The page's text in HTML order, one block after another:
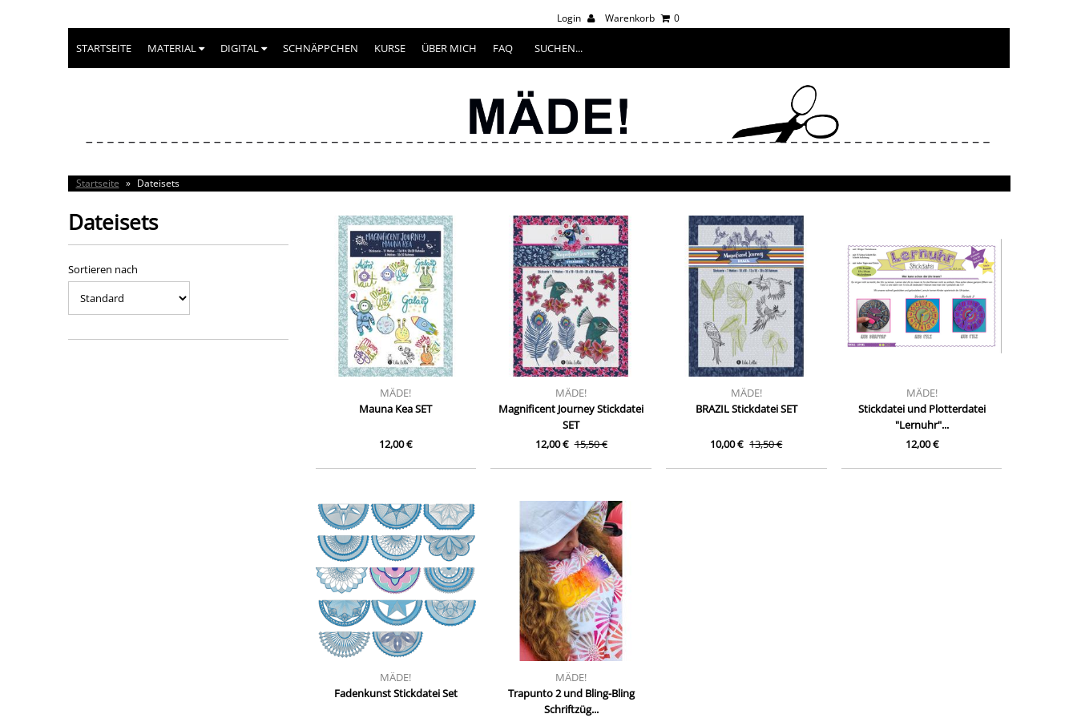
Login Warenkorb 0
STARTSEITE MATERIAL DIGITAL SCHNÄPPCHEN KURSE ÜBER MICH FAQ
Startseite » Dateisets
Dateisets
Sortieren nach
MÄDE!
Mauna Kea SET
12,00 €
MÄDE!
Magnificent Journey Stickdatei
SET
12,00 € 15,50 €
MÄDE!
BRAZIL Stickdatei SET
10,00 € 13,50 €
MÄDE!
Stickdatei und Plotterdatei
"Lernuhr"...
12,00 €
MÄDE!
Fadenkunst Stickdatei Set
MÄDE!
Trapunto 2 und Bling-Bling
Schriftzüg...